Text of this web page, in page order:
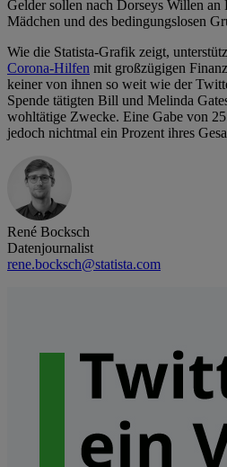
Gelder sollen nach Dorseys Willen
Mädchen und des bedingungslosen
Wie die Statista-Grafik zeigt,
Corona-Hilfen mit großzügigen
keiner von ihnen so weit wie der
Spende tätigten Bill und Melinda
wohltätige Zwecke. Eine Gabe von
jedoch nichtmal ein Prozent ihres
René Bocksch
Datenjournalist
rene.bocksch@statista.com